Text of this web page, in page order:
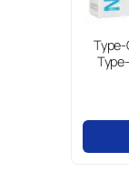
kroviklis 30W
Type-C laidas